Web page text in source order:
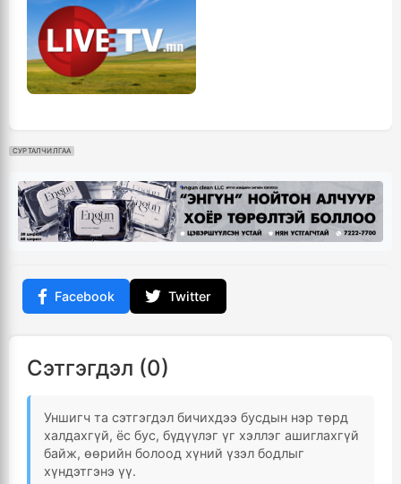
СУРТАЛЧИЛГАА
Facebook Twitter
Сэтгэгдэл (0)
Уншигч та сэтгэгдэл бичихдээ бусдын нэр төрд
халдахгүй, ёс бус, бүдүүлэг үг хэллэг ашиглахгүй
байж, өөрийн болоод хүний үзэл бодлыг
хүндэтгэнэ үү.